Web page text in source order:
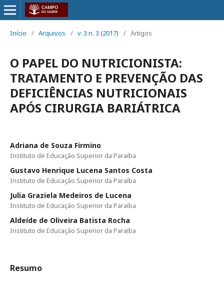
Início / Arquivos / v. 3 n. 3 (2017) / Artigos
O PAPEL DO NUTRICIONISTA:
TRATAMENTO E PREVENÇÃO DAS
DEFICIÊNCIAS NUTRICIONAIS
APÓS CIRURGIA BARIÁTRICA
Adriana de Souza Firmino
Instituto de Educação Superior da Paraíba
Gustavo Henrique Lucena Santos Costa
Instituto de Educação Superior da Paraíba
Julia Graziela Medeiros de Lucena
Instituto de Educação Superior da Paraíba
Aldeíde de Oliveira Batista Rocha
Instituto de Educação Superior da Paraíba
Resumo